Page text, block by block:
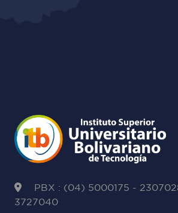
PBX : (04) 5000175 -
3727040